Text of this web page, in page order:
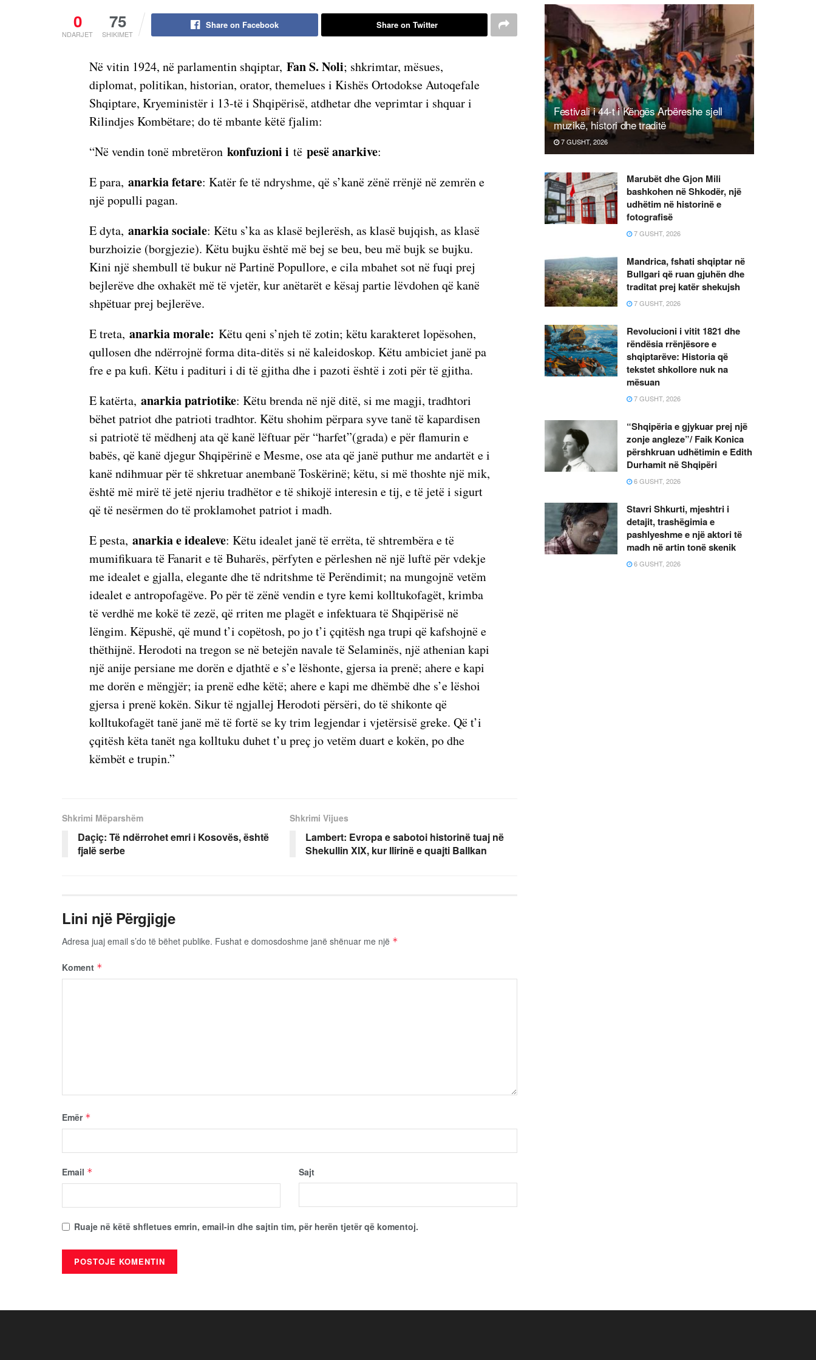
0
NDARJET
75
SHIKIMET
Share on Facebook Share on Twitter
Në vitin 1924, në parlamentin shqiptar, Fan S. Noli; shkrimtar, mësues,
diplomat, politikan, historian, orator, themelues i Kishës Ortodokse Autoqefale
Shqiptare, Kryeministër i 13-të i Shqipërisë, atdhetar dhe veprimtar i shquar i
Rilindjes Kombëtare; do të mbante këtë fjalim:
“Në vendin tonë mbretëron konfuzioni i të pesë anarkive:
E para, anarkia fetare: Katër fe të ndryshme, që s’kanë zënë rrënjë në zemrën e
një populli pagan.
E dyta, anarkia sociale: Këtu s’ka as klasë bejlerësh, as klasë bujqish, as klasë
burzhoizie (borgjezie). Këtu bujku është më bej se beu, beu më bujk se bujku.
Kini një shembull të bukur në Partinë Popullore, e cila mbahet sot në fuqi prej
bejlerëve dhe oxhakët më të vjetër, kur anëtarët e kësaj partie lëvdohen që kanë
shpëtuar prej bejlerëve.
E treta, anarkia morale: Këtu qeni s’njeh të zotin; këtu karakteret lopësohen,
qullosen dhe ndërrojnë forma dita-ditës si në kaleidoskop. Këtu ambiciet janë pa
fre e pa kufi. Këtu i padituri i di të gjitha dhe i pazoti është i zoti për të gjitha.
E katërta, anarkia patriotike: Këtu brenda në një ditë, si me magji, tradhtori
bëhet patriot dhe patrioti tradhtor. Këtu shohim përpara syve tanë të kapardisen
si patriotë të mëdhenj ata që kanë lëftuar për “harfet”(grada) e për flamurin e
babës, që kanë djegur Shqipërinë e Mesme, ose ata që janë puthur me andartët e i
kanë ndihmuar për të shkretuar anembanë Toskërinë; këtu, si më thoshte një mik,
është më mirë të jetë njeriu tradhëtor e të shikojë interesin e tij, e të jetë i sigurt
që të nesërmen do të proklamohet patriot i madh.
E pesta, anarkia e idealeve: Këtu idealet janë të errëta, të shtrembëra e të
mumifikuara të Fanarit e të Buharës, përfyten e përleshen në një luftë për vdekje
me idealet e gjalla, elegante dhe të ndritshme të Perëndimit; na mungojnë vetëm
idealet e antropofagëve. Po për të zënë vendin e tyre kemi kolltukofagët, krimba
të verdhë me kokë të zezë, që rriten me plagët e infektuara të Shqipërisë në
lëngim. Këpushë, që mund t’i copëtosh, po jo t’i çqitësh nga trupi që kafshojnë e
thëthijnë. Herodoti na tregon se në betejën navale të Selaminës, një athenian kapi
një anije persiane me dorën e djathtë e s’e lëshonte, gjersa ia prenë; ahere e kapi
me dorën e mëngjër; ia prenë edhe këtë; ahere e kapi me dhëmbë dhe s’e lëshoi
gjersa i prenë kokën. Sikur të ngjallej Herodoti përsëri, do të shikonte që
kolltukofagët tanë janë më të fortë se ky trim legjendar i vjetërsisë greke. Që t’i
çqitësh këta tanët nga kolltuku duhet t’u preç jo vetëm duart e kokën, po dhe
këmbët e trupin.”
Shkrimi Mëparshëm
Daçiç: Të ndërrohet emri i Kosovës, është
fjalë serbe
Shkrimi Vijues
Lambert: Evropa e sabotoi historinë tuaj në
Shekullin XIX, kur Ilirinë e quajti Ballkan
Lini një Përgjigje
Adresa juaj email s’do të bëhet publike. Fushat e domosdoshme janë shënuar me një *
Koment *
Emër *
Email * Sajt
Ruaje në këtë shfletues emrin, email-in dhe sajtin tim, për herën tjetër që komentoj.
Festivali i 44-t i Këngës Arbëreshe sjell
muzikë, histori dhe traditë
7 GUSHT, 2026
Marubët dhe Gjon Mili
bashkohen në Shkodër, një
udhëtim në historinë e
fotografisë
7 GUSHT, 2026
Mandrica, fshati shqiptar në
Bullgari që ruan gjuhën dhe
traditat prej katër shekujsh
7 GUSHT, 2026
Revolucioni i vitit 1821 dhe
rëndësia rrënjësore e
shqiptarëve: Historia që
tekstet shkollore nuk na
mësuan
7 GUSHT, 2026
“Shqipëria e gjykuar prej një
zonje angleze”/ Faik Konica
përshkruan udhëtimin e Edith
Durhamit në Shqipëri
6 GUSHT, 2026
Stavri Shkurti, mjeshtri i
detajit, trashëgimia e
pashlyeshme e një aktori të
madh në artin tonë skenik
6 GUSHT, 2026